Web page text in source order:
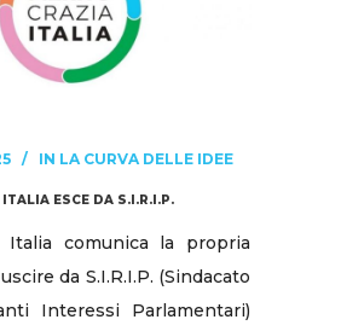
IN LA CURVA DELLE IDEE
ESCE DA S.I.R.I.P.
Italia comunica la propria
da S.I.R.I.P. (Sindacato
Interessi Parlamentari)